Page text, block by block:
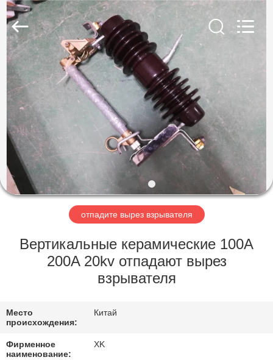
ДОМ
ПРОДУКТЫ
О
НАС
ПУТЕШЕСТВИЕ
ФАБРИКИ
ПРОВЕРКА
СВЯЖИТЕСЬ
МЫ
EQUIPMENT
CO.,LTD.
Rights
Reserved.
Developed
by
ECER
отпадите вырез взрывателя
Вертикальные керамические 100A
200A 20kv отпадают вырез
взрывателя
Место
происхождения:
Китай
Фирменное
наименование:
XK